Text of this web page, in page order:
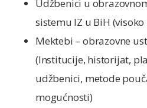
Udžbenici u
sistemu IZ u BiH (visoko
Mektebi – obrazovne
(Institucije, historijat,
udžbenici, metode
mogućnosti)